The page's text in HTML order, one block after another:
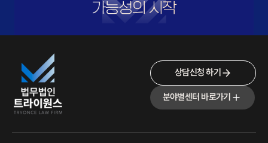
상담신청 하기
분야별센터 바로가기